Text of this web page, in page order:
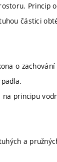
Princip
částici
o
na principu
a